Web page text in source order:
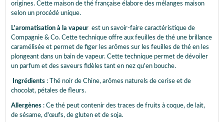
origines. Cette maison de thé française élabore des mélanges maison
selon un procédé unique.
L'aromatisation à la vapeur est un savoir-faire caractéristique de
Compagnie & Co. Cette technique offre aux feuilles de thé une brillance
caramélisée et permet de figer les arômes sur les feuilles de thé en les
plongeant dans un bain de vapeur. Cette technique permet de dévoiler
un parfum et des saveurs fidèles tant en nez qu'en bouche.
Ingrédients : Thé noir de Chine, arômes naturels de cerise et de
chocolat, pétales de fleurs.
Allergènes : Ce thé peut contenir des traces de fruits à coque, de lait,
de sésame, d'œufs, de gluten et de soja.